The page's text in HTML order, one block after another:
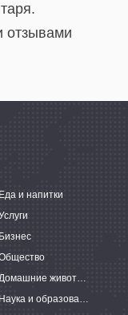
отзывами
Еда и напитки
Бизнес
Домашние животные
Наука и образование